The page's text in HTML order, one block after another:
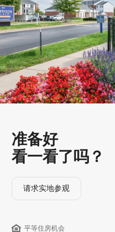
准备好
看一看了吗？
请求实地参观
平等住房机会